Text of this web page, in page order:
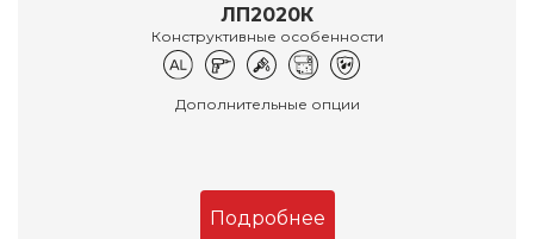
ЛП2020К
Конструктивные особенности
Дополнительные опции
Подробнее